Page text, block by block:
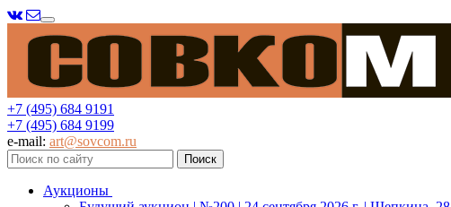
Меню
+7 (495) 684 9191
+7 (495) 684 9199
e-mail: art@sovcom.ru
Аукционы